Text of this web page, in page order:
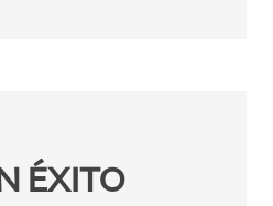
ÉXITO